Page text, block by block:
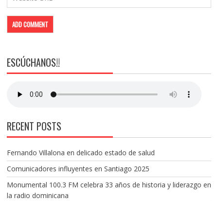
ESCÚCHANOS!!
RECENT POSTS
Fernando Villalona en delicado estado de salud
Comunicadores influyentes en Santiago 2025
Monumental 100.3 FM celebra 33 años de historia y liderazgo en
la radio dominicana